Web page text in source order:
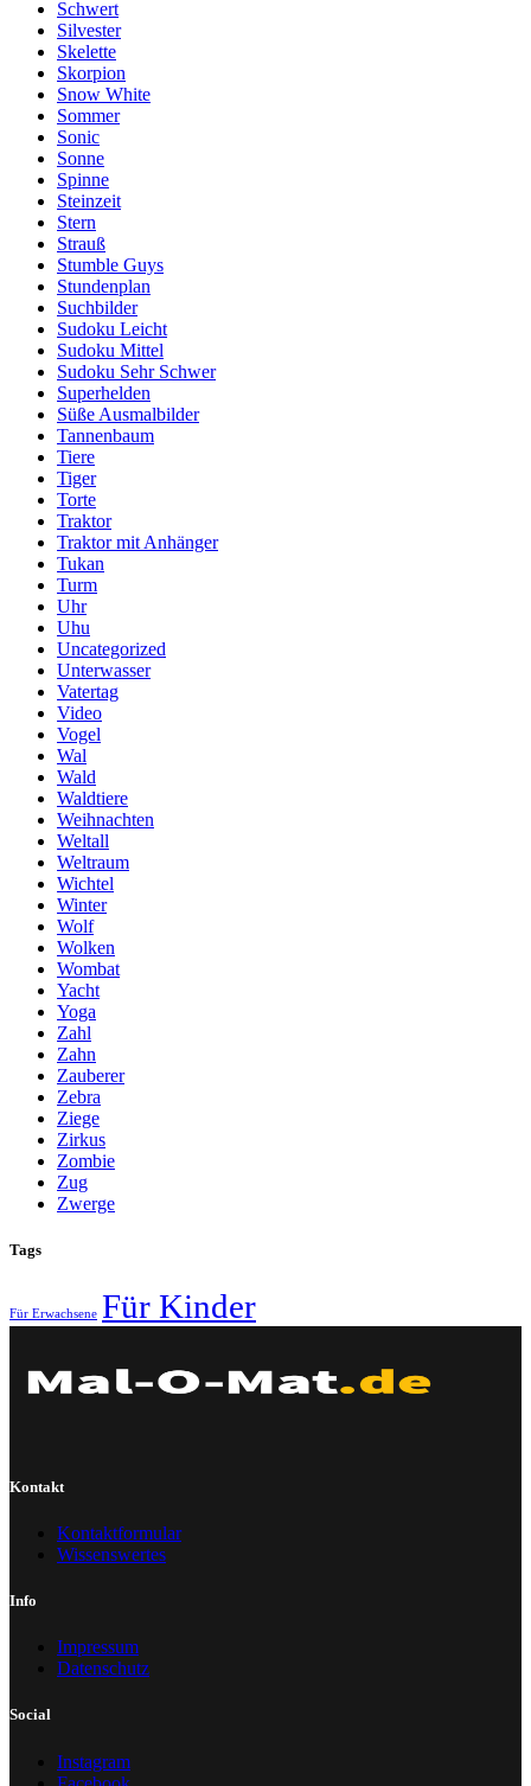
Schwert
Silvester
Skelette
Skorpion
Snow White
Sommer
Sonic
Sonne
Spinne
Steinzeit
Stern
Strauß
Stumble Guys
Stundenplan
Suchbilder
Sudoku Leicht
Sudoku Mittel
Sudoku Sehr Schwer
Superhelden
Süße Ausmalbilder
Tannenbaum
Tiere
Tiger
Torte
Traktor
Traktor mit Anhänger
Tukan
Turm
Uhr
Uhu
Uncategorized
Unterwasser
Vatertag
Video
Vogel
Wal
Wald
Waldtiere
Weihnachten
Weltall
Weltraum
Wichtel
Winter
Wolf
Wolken
Wombat
Yacht
Yoga
Zahl
Zahn
Zauberer
Zebra
Ziege
Zirkus
Zombie
Zug
Zwerge
Tags
Für Erwachsene Für Kinder
Kontakt
Kontaktformular
Wissenswertes
Info
Impressum
Datenschutz
Social
Instagram